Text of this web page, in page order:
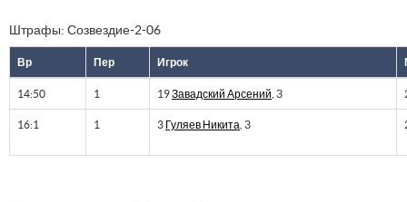
Штрафы: Созвездие-2-06
Вр Пер Игрок
14:50 1 19Завадский Арсений , З
16:1 1 3 Гуляев Никита , З